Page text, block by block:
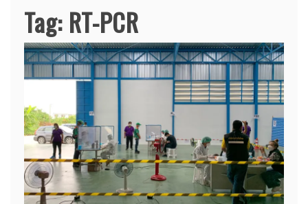
Tag: RT-PCR